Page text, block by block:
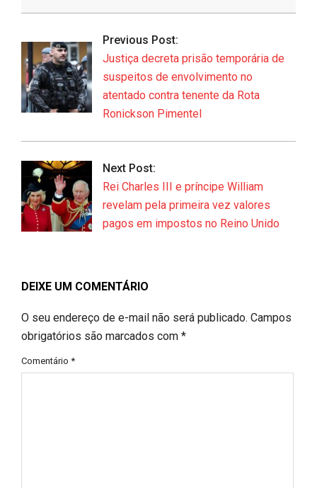
2026-
28
Previous Post:
Justiça decreta prisão temporária de
suspeitos de envolvimento no
atentado contra tenente da Rota
Ronickson Pimentel
Next Post:
Rei Charles III e príncipe William
revelam pela primeira vez valores
pagos em impostos no Reino Unido
DEIXE UM COMENTÁRIO
O seu endereço de e-mail não será publicado. Campos
obrigatórios são marcados com *
Comentário *